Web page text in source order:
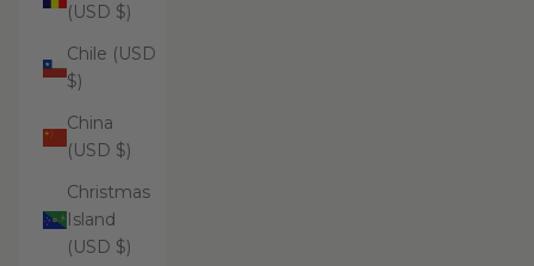
(USD $)
Chile (USD
$)
China
(USD $)
Christmas
Island
(USD $)